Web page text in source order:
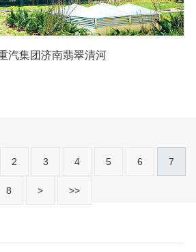
汽集团济南翡翠清河
2 3 4 5 6 7
8 > >>